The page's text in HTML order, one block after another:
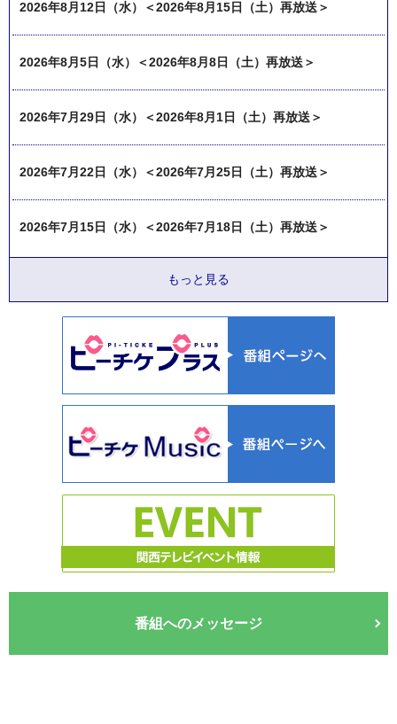
2026年8月12日（水）＜2026年8月15日（土）再放送＞
2026年8月5日（水）＜2026年8月8日（土）再放送＞
2026年7月29日（水）＜2026年8月1日（土）再放送＞
2026年7月22日（水）＜2026年7月25日（土）再放送＞
2026年7月15日（水）＜2026年7月18日（土）再放送＞
もっと見る
番組へのメッセージ